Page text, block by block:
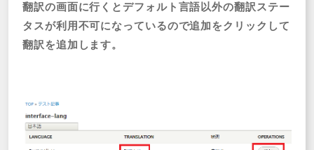
翻訳の画面に行くとデフォルト言語以外の翻訳ステー
タスが利用不可になっているので追加をクリックして
翻訳を追加します。